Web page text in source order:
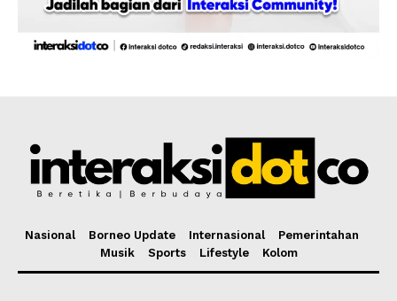
Nasional Borneo Update Internasional
Pemerintahan
Musik
Sports Lifestyle Kolom